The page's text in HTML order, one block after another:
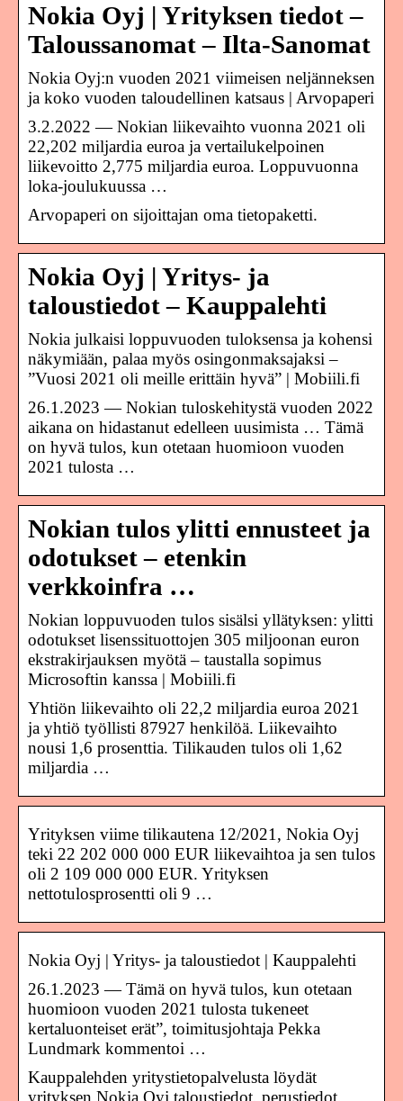
Nokia Oyj | Yrityksen tiedot –
Taloussanomat – Ilta-Sanomat
Nokia Oyj:n vuoden 2021 viimeisen neljänneksen
ja koko vuoden taloudellinen katsaus | Arvopaperi
3.2.2022 — Nokian liikevaihto vuonna 2021 oli
22,202 miljardia euroa ja vertailukelpoinen
liikevoitto 2,775 miljardia euroa. Loppuvuonna
loka-joulukuussa …
Arvopaperi on sijoittajan oma tietopaketti.
Nokia Oyj | Yritys- ja
taloustiedot – Kauppalehti
Nokia julkaisi loppuvuoden tuloksensa ja kohensi
näkymiään, palaa myös osingonmaksajaksi –
”Vuosi 2021 oli meille erittäin hyvä” | Mobiili.fi
26.1.2023 — Nokian tuloskehitystä vuoden 2022
aikana on hidastanut edelleen uusimista … Tämä
on hyvä tulos, kun otetaan huomioon vuoden
2021 tulosta …
Nokian tulos ylitti ennusteet ja
odotukset – etenkin
verkkoinfra …
Nokian loppuvuoden tulos sisälsi yllätyksen: ylitti
odotukset lisenssituottojen 305 miljoonan euron
ekstrakirjauksen myötä – taustalla sopimus
Microsoftin kanssa | Mobiili.fi
Yhtiön liikevaihto oli 22,2 miljardia euroa 2021
ja yhtiö työllisti 87927 henkilöä. Liikevaihto
nousi 1,6 prosenttia. Tilikauden tulos oli 1,62
miljardia …
Yrityksen viime tilikautena 12/2021, Nokia Oyj
teki 22 202 000 000 EUR liikevaihtoa ja sen tulos
oli 2 109 000 000 EUR. Yrityksen
nettotulosprosentti oli 9 …
Nokia Oyj | Yritys- ja taloustiedot | Kauppalehti
26.1.2023 — Tämä on hyvä tulos, kun otetaan
huomioon vuoden 2021 tulosta tukeneet
kertaluonteiset erät”, toimitusjohtaja Pekka
Lundmark kommentoi …
Kauppalehden yritystietopalvelusta löydät
yrityksen Nokia Oyj taloustiedot, perustiedot,